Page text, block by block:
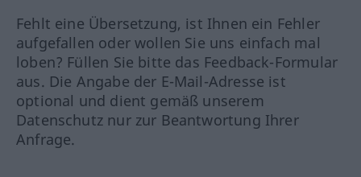
Fehlt eine Übersetzung, ist Ihnen ein Fehler
aufgefallen oder wollen Sie uns einfach mal
loben? Füllen Sie bitte das Feedback-Formular
aus. Die Angabe der E-Mail-Adresse ist
optional und dient gemäß unserem
Datenschutz nur zur Beantwortung Ihrer
Anfrage.